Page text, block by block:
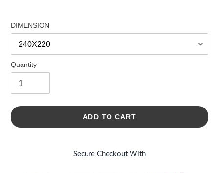
DIMENSION
Quantity
ADD TO CART
Secure Checkout With